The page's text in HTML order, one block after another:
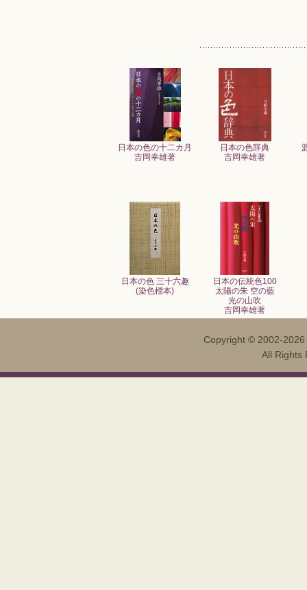
日本の色の十二カ月
吉岡幸雄著
日本の色辞典
吉岡幸雄著
日本の色 三十六趣
(染色標本)
日本の伝統色100
太陽の朱 空の藍
光の山吹
吉岡幸雄著
Copyright © 2002-2026
All Rights